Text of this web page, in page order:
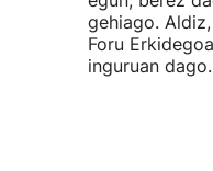
gehiago.
Foru
inguruan dago.